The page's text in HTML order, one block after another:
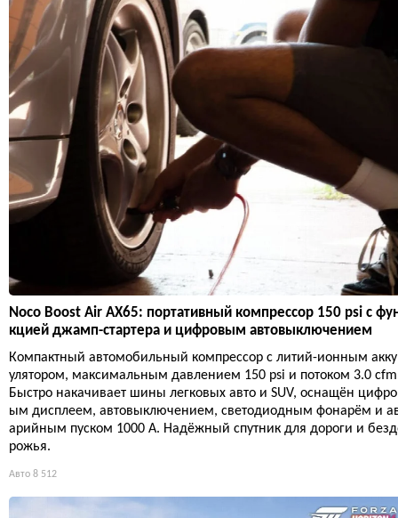
Noco Boost Air AX65: портативный компрессор 150 psi с
кцией джамп-стартера и цифровым автовыключением
Компактный автомобильный компрессор с литий-ионным
улятором, максимальным давлением 150 psi и потоком 3.0
Быстро накачивает шины легковых авто и SUV, оснащён
ым дисплеем, автовыключением, светодиодным фонарём и
арийным пуском 1000 А. Надёжный спутник для дороги и
рожья.
Авто 8 512